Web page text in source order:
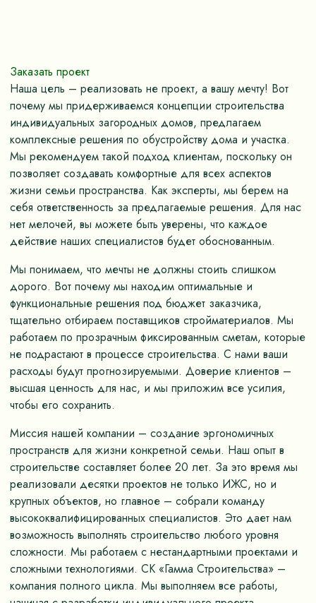
Заказать проект
Наша цель – реализовать не проект, а вашу мечту! Вот
почему мы придерживаемся концепции строительства
индивидуальных загородных домов, предлагаем
комплексные решения по обустройству дома и участка.
Мы рекомендуем такой подход клиентам, поскольку он
позволяет создавать комфортные для всех аспектов
жизни семьи пространства. Как эксперты, мы берем на
себя ответственность за предлагаемые решения. Для нас
нет мелочей, вы можете быть уверены, что каждое
действие наших специалистов будет обоснованным.
Мы понимаем, что мечты не должны стоить слишком
дорого. Вот почему мы находим оптимальные и
функциональные решения под бюджет заказчика,
тщательно отбираем поставщиков стройматериалов. Мы
работаем по прозрачным фиксированным сметам, которые
не подрастают в процессе строительства. С нами ваши
расходы будут прогнозируемыми. Доверие клиентов –
высшая ценность для нас, и мы приложим все усилия,
чтобы его сохранить.
Миссия нашей компании – создание эргономичных
пространств для жизни конкретной семьи. Наш опыт в
строительстве составляет более 20 лет. За это время мы
реализовали десятки проектов не только ИЖС, но и
крупных объектов, но главное – собрали команду
высококвалифицированных специалистов. Это дает нам
возможность выполнять строительство любого уровня
сложности. Мы работаем с нестандартными проектами и
сложными технологиями. СК «Гамма Строительства» –
компания полного цикла. Мы выполняем все работы,